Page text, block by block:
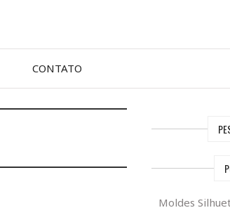
CONTATO
Moldes